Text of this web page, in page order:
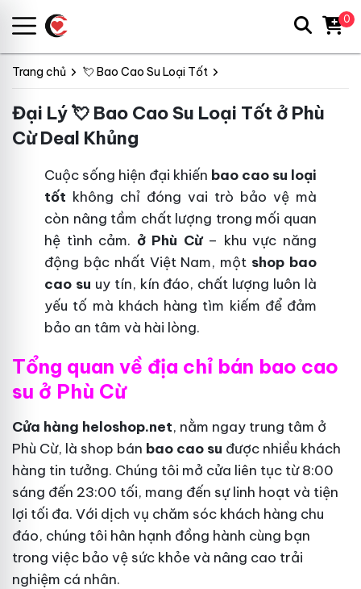
Trang chủ 💘 Bao Cao Su Loại Tốt
Đại Lý 💘 Bao Cao Su Loại Tốt ở Phù
Cừ Deal Khủng
Cuộc sống hiện đại khiến bao cao su loại
tốt không chỉ đóng vai trò bảo vệ mà
còn nâng tầm chất lượng trong mối quan
hệ tình cảm. ở Phù Cừ– khu vực năng
động bậc nhất Việt Nam, một shop bao
cao su uy tín, kín đáo, chất lượng luôn là
yếu tố mà khách hàng tìm kiếm để đảm
bảo an tâm và hài lòng.
Tổng quan về địa chỉ bán bao cao
su ở Phù Cừ
Cửa hàng heloshop.net, nằm ngay trung tâm ở
Phù Cừ, là shop bán bao cao su được nhiều khách
hàng tin tưởng. Chúng tôi mở cửa liên tục từ 8:00
sáng đến 23:00 tối, mang đến sự linh hoạt và tiện
lợi tối đa. Với dịch vụ chăm sóc khách hàng chu
đáo, chúng tôi hân hạnh đồng hành cùng bạn
trong việc bảo vệ sức khỏe và nâng cao trải
nghiệm cá nhân.
0